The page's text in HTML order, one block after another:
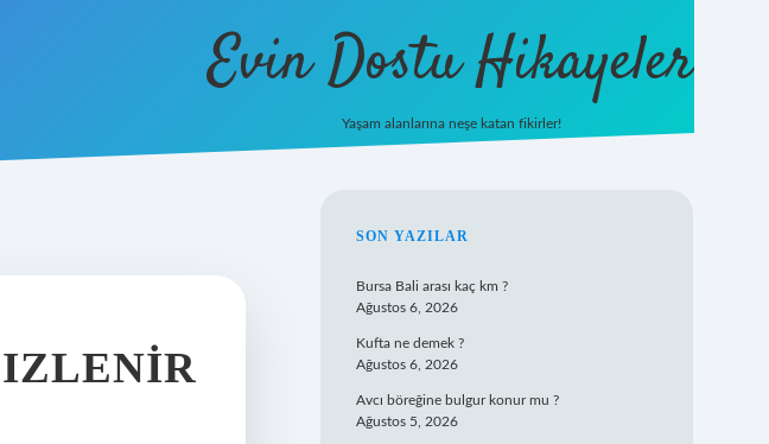
Evin Dostu Hikayeler
Yaşam alanlarına neşe katan fikirler!
SIDEBAR
SON YAZILAR
Bursa Bali arası kaç km ?
Ağustos 6, 2026
Kufta ne demek ?
Ağustos 6, 2026
Avcı böreğine bulgur konur mu ?
Ağustos 5, 2026